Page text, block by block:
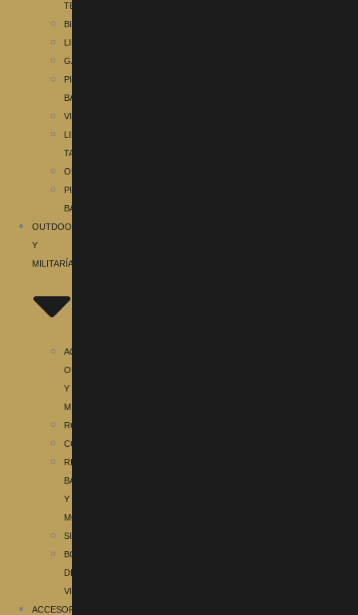
TERRESTRE
BINOCULARES
GAFAS
PILAS,
BATERIAS
VISORES
TACTICAS
OPTICA
PILAS,
BATERIAS
OUTDOOR
Y
MILITARÍA
ACCESORIOS
OUTDOOR
Y
MILITARÍA
ROPA
COMPLEMENTOS
RIÑONERAS,
BANDOLERAS
Y
MOCHILAS
SILLAS
BOTAS
DE
VINO
ACCESORIOS